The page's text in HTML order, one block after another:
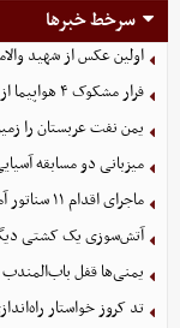
سرخط خبرها
اولین عکس از شهید
فرار مشکوک ۴ هواپیما از عربستان
یمن نفت عربستان را
میزبانی دو مسابقه
ماجرای اقدام ۱۱ سناتور آمریکایی درمورد جنگ علیه ایران
آتش‌سوزی یک کشتی
یمنی‌ها قفل
تد کروز خواستار